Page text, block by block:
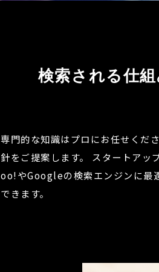
検索される仕
専門的な知識はプロにお任せくだ
針をご提案します。
スタートアッ
oo!やGoogleの検索エンジンに最
できます。